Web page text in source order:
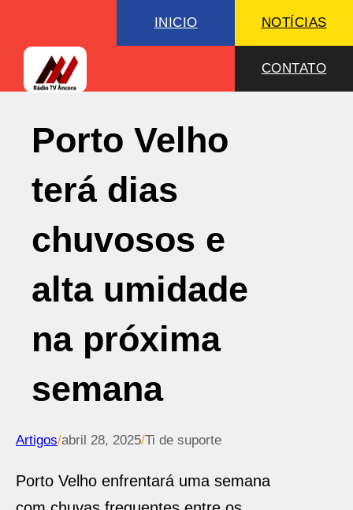
INICIO NOTÍCIAS
CONTATO
Porto Velho
terá dias
chuvosos e
alta umidade
na próxima
semana
Artigos/abril 28, 2025/Ti de suporte
Porto Velho enfrentará uma semana